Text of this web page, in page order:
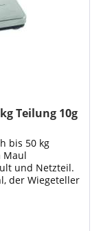
Teilung 10g
bis 50 kg
Maul
und Netzteil.
der Wiegeteller